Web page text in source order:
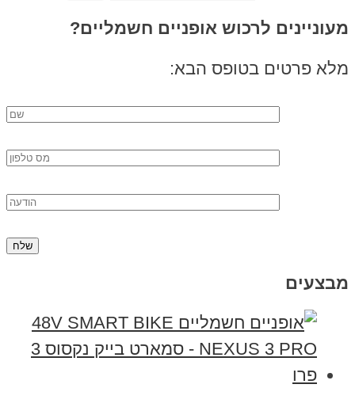
מעוניינים לרכוש אופניים חשמליים?
מלא פרטים בטופס הבא:
מבצעים